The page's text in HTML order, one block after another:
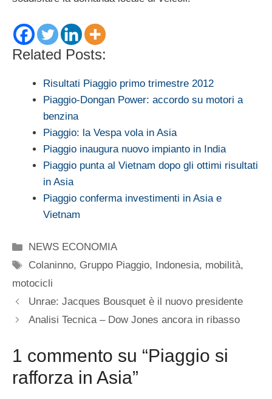
Related Posts:
Risultati Piaggio primo trimestre 2012
Piaggio-Dongan Power: accordo su motori a
benzina
Piaggio: la Vespa vola in Asia
Piaggio inaugura nuovo impianto in India
Piaggio punta al Vietnam dopo gli ottimi risultati
in Asia
Piaggio conferma investimenti in Asia e
Vietnam
Categorie
NEWS ECONOMIA
Tag
Colaninno, Gruppo Piaggio, Indonesia, mobilità,
motocicli
Unrae: Jacques Bousquet è il nuovo presidente
Analisi Tecnica – Dow Jones ancora in ribasso
1 commento su “Piaggio si
rafforza in Asia”